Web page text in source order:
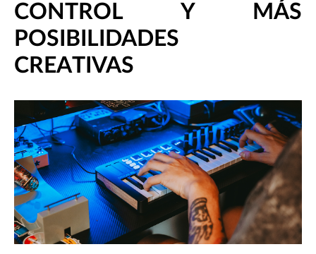
CONTROL Y MÁS
POSIBILIDADES
CREATIVAS